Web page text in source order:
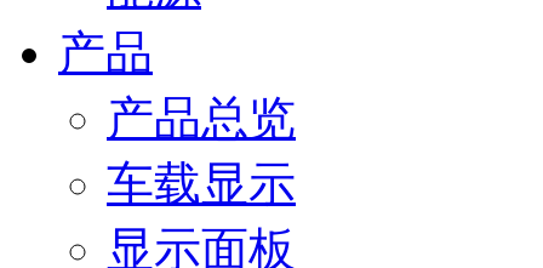
产品
产品总览
车载显示
显示面板